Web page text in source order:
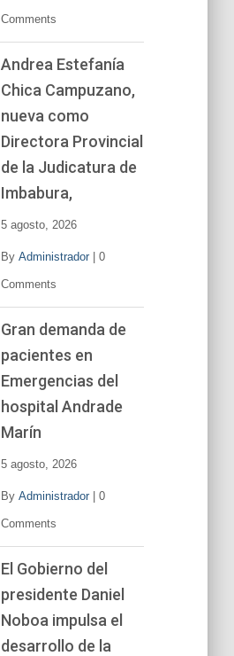
Comments
Andrea Estefanía
Chica Campuzano,
nueva como
Directora Provincial
de la Judicatura de
Imbabura,
5 agosto, 2026
By Administrador| 0
Comments
Gran demanda de
pacientes en
Emergencias del
hospital Andrade
Marín
5 agosto, 2026
By Administrador| 0
Comments
El Gobierno del
presidente Daniel
Noboa impulsa el
desarrollo de la